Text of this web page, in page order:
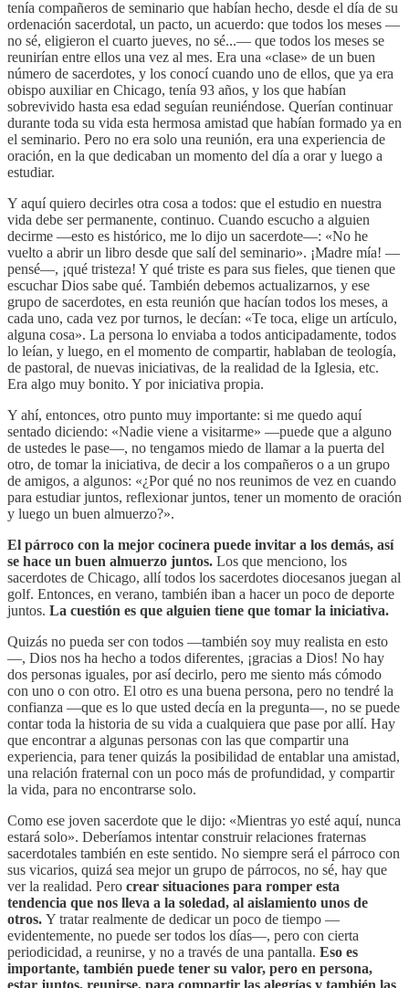
tenía compañeros de seminario que habían hecho, desde el día de su
ordenación sacerdotal, un pacto, un acuerdo: que todos los meses —
no sé, eligieron el cuarto jueves, no sé...— que todos los meses se
reunirían entre ellos una vez al mes. Era una «clase» de un buen
número de sacerdotes, y los conocí cuando uno de ellos, que ya era
obispo auxiliar en Chicago, tenía 93 años, y los que habían
sobrevivido hasta esa edad seguían reuniéndose. Querían continuar
durante toda su vida esta hermosa amistad que habían formado ya en
el seminario. Pero no era solo una reunión, era una experiencia de
oración, en la que dedicaban un momento del día a orar y luego a
estudiar.
Y aquí quiero decirles otra cosa a todos: que el estudio en nuestra
vida debe ser permanente, continuo. Cuando escucho a alguien
decirme —esto es histórico, me lo dijo un sacerdote—: «No he
vuelto a abrir un libro desde que salí del seminario». ¡Madre mía! —
pensé—, ¡qué tristeza! Y qué triste es para sus fieles, que tienen que
escuchar Dios sabe qué. También debemos actualizarnos, y ese
grupo de sacerdotes, en esta reunión que hacían todos los meses, a
cada uno, cada vez por turnos, le decían: «Te toca, elige un artículo,
alguna cosa». La persona lo enviaba a todos anticipadamente, todos
lo leían, y luego, en el momento de compartir, hablaban de teología,
de pastoral, de nuevas iniciativas, de la realidad de la Iglesia, etc.
Era algo muy bonito. Y por iniciativa propia.
Y ahí, entonces, otro punto muy importante: si me quedo aquí
sentado diciendo: «Nadie viene a visitarme» —puede que a alguno
de ustedes le pase—, no tengamos miedo de llamar a la puerta del
otro, de tomar la iniciativa, de decir a los compañeros o a un grupo
de amigos, a algunos: «¿Por qué no nos reunimos de vez en cuando
para estudiar juntos, reflexionar juntos, tener un momento de oración
y luego un buen almuerzo?».
El párroco con la mejor cocinera puede invitar a los demás, así
se hace un buen almuerzo juntos. Los que menciono, los
sacerdotes de Chicago, allí todos los sacerdotes diocesanos juegan al
golf. Entonces, en verano, también iban a hacer un poco de deporte
juntos. La cuestión es que alguien tiene que tomar la iniciativa.
Quizás no pueda ser con todos —también soy muy realista en esto
—, Dios nos ha hecho a todos diferentes, ¡gracias a Dios! No hay
dos personas iguales, por así decirlo, pero me siento más cómodo
con uno o con otro. El otro es una buena persona, pero no tendré la
confianza —que es lo que usted decía en la pregunta—, no se puede
contar toda la historia de su vida a cualquiera que pase por allí. Hay
que encontrar a algunas personas con las que compartir una
experiencia, para tener quizás la posibilidad de entablar una amistad,
una relación fraternal con un poco más de profundidad, y compartir
la vida, para no encontrarse solo.
Como ese joven sacerdote que le dijo: «Mientras yo esté aquí, nunca
estará solo». Deberíamos intentar construir relaciones fraternas
sacerdotales también en este sentido. No siempre será el párroco con
sus vicarios, quizá sea mejor un grupo de párrocos, no sé, hay que
ver la realidad. Pero crear situaciones para romper esta
tendencia que nos lleva a la soledad, al aislamiento unos de
otros. Y tratar realmente de dedicar un poco de tiempo —
evidentemente, no puede ser todos los días—, pero con cierta
periodicidad, a reunirse, y no a través de una pantalla. Eso es
importante, también puede tener su valor, pero en persona,
estar juntos, reunirse, para compartir las alegrías y también las